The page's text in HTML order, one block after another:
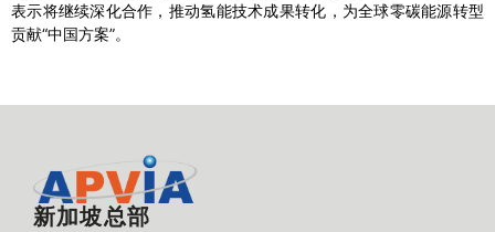
表示将继续深化合作，推动氢能技术成果转化，为全球零碳能源转型
贡献“中国方案”。
新加坡总部